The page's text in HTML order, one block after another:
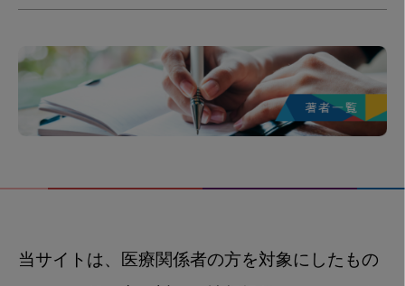
当サイトは、医療関係者の方を対象にしたもの